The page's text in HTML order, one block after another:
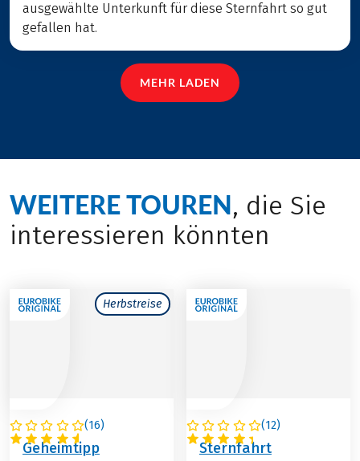
ausgewählte Unterkunft für diese Sternfahrt so gut
gefallen hat.
MEHR LADEN
WEITERE TOUREN, die Sie
interessieren könnten
Herbstreise
(16)
ÖSTERREICH
Geheimtipp
(12)
ÖSTERREICH
Sternfahrt